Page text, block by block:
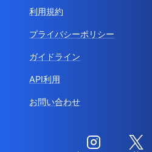
利用規約
プライバシーポリシー
ガイドライン
API利用
お問い合わせ